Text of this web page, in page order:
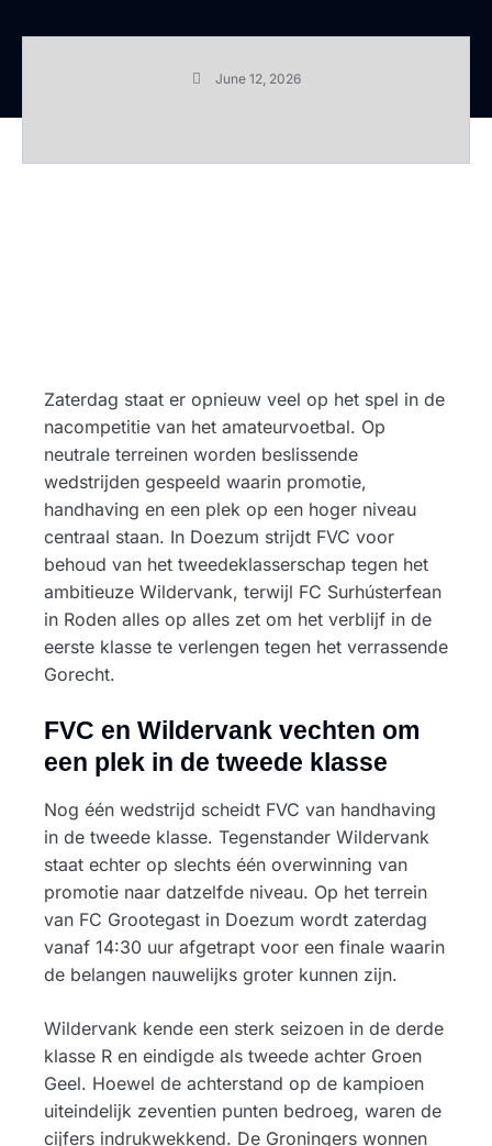
June 12, 2026
Zaterdag staat er opnieuw veel op het spel in de
nacompetitie van het amateurvoetbal. Op
neutrale terreinen worden beslissende
wedstrijden gespeeld waarin promotie,
handhaving en een plek op een hoger niveau
centraal staan. In Doezum strijdt FVC voor
behoud van het tweedeklasserschap tegen het
ambitieuze Wildervank, terwijl FC Surhústerfean
in Roden alles op alles zet om het verblijf in de
eerste klasse te verlengen tegen het verrassende
Gorecht.
FVC en Wildervank vechten om
een plek in de tweede klasse
Nog één wedstrijd scheidt FVC van handhaving
in de tweede klasse. Tegenstander Wildervank
staat echter op slechts één overwinning van
promotie naar datzelfde niveau. Op het terrein
van FC Grootegast in Doezum wordt zaterdag
vanaf 14:30 uur afgetrapt voor een finale waarin
de belangen nauwelijks groter kunnen zijn.
Wildervank kende een sterk seizoen in de derde
klasse R en eindigde als tweede achter Groen
Geel. Hoewel de achterstand op de kampioen
uiteindelijk zeventien punten bedroeg, waren de
cijfers indrukwekkend. De Groningers wonnen